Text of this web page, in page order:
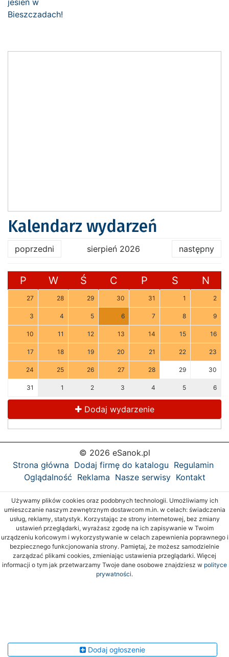
Kalendarz wydarzeń
poprzedni sierpień 2026 następny
P W Ś C P S N
27 28 29 30 31 1 2
3 4 5 6 7 8 9
10 11 12 13 14 15 16
17 18 19 20 21 22 23
24 25 26 27 28 29 30
31 1 2 3 4 5 6
Dodaj wydarzenie
© 2026 eSanok.pl
Strona główna Dodaj firmę do katalogu Regulamin
Oglądalność Reklama Nasze serwisy Kontakt
Używamy plików cookies oraz podobnych technologii. Umożliwiamy ich
umieszczanie naszym zewnętrznym dostawcom m.in. w celach: świadczenia
usług, reklamy, statystyk. Korzystając ze strony internetowej, bez zmiany
ustawień przeglądarki, wyrażasz zgodę na ich zapisywanie w Twoim
urządzeniu końcowym i wykorzystywanie w celach zapewnienia poprawnego i
bezpiecznego funkcjonowania strony. Pamiętaj, że możesz samodzielnie
zarządzać plikami cookies, zmieniając ustawienia przeglądarki. Więcej
informacji o tym jak przetwarzamy Twoje dane osobowe znajdziesz w polityce
prywatności.
Dodaj ogłoszenie